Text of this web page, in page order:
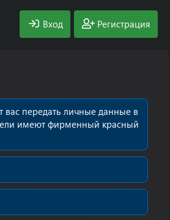
Вход Регистрация
передать личные данные в
имеют фирменный красный